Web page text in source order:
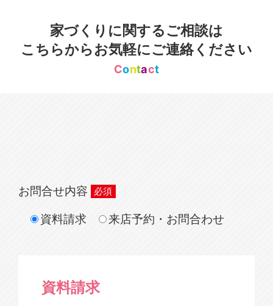
家づくりに関するご相談は
こちらからお気軽にご連絡ください
Contact
お問合せ内容
資料請求
来店予約・お問合わせ
資料請求